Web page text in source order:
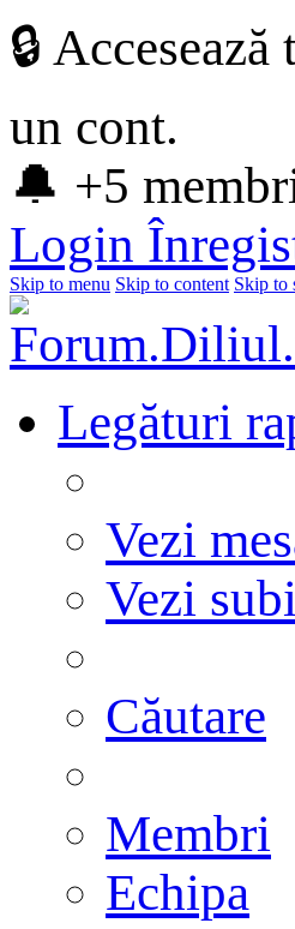
🔒
un cont.
🔔 +5
Login
Skip to menu Skip to content Skip to
Legături
Vezi
Vezi
Căutare
Membri
Echipa